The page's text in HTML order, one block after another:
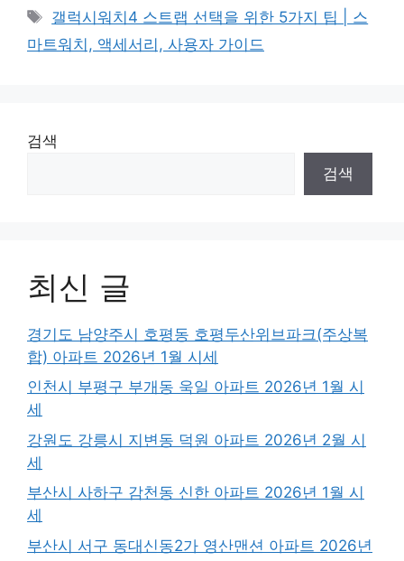
Tags
갤럭시워치4 스트랩 선택을 위한 5가지 팁 | 스
마트워치, 액세서리, 사용자 가이드
검색
검색
최신 글
경기도 남양주시 호평동 호평두산위브파크(주상복
합) 아파트 2026년 1월 시세
인천시 부평구 부개동 욱일 아파트 2026년 1월 시
세
강원도 강릉시 지변동 덕원 아파트 2026년 2월 시
세
부산시 사하구 감천동 신한 아파트 2026년 1월 시
세
부산시 서구 동대신동2가 영산맨션 아파트 2026년